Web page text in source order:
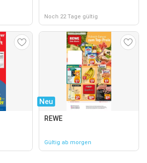
Noch 22 Tage gültig
Neu
REWE
Gültig ab morgen